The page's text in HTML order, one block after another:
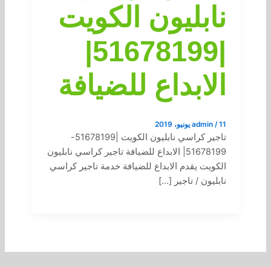
نابليون الكويت
|51678199|
الابداع للضيافة
admin /11 يونيو، 2019
تاجير كراسي نابليون الكويت |51678199-
51678199| الابداع للضيافة تاجير كراسي نابليون
الكويت يقدم الابداع للضيافة خدمة تاجير كراسي
نابليون / تاجير […]